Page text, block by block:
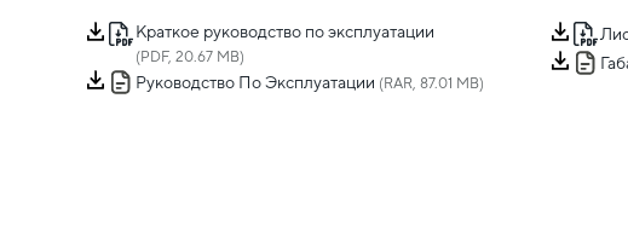
Краткое руководство по эксплуатации
(PDF, 20.67 MB)
Руководство По Эксплуатации (RAR, 87.01 MB)